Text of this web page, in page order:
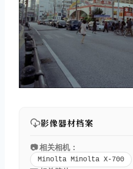
影像器材档案
📷 相关相机：
Minolta Minolta X-700